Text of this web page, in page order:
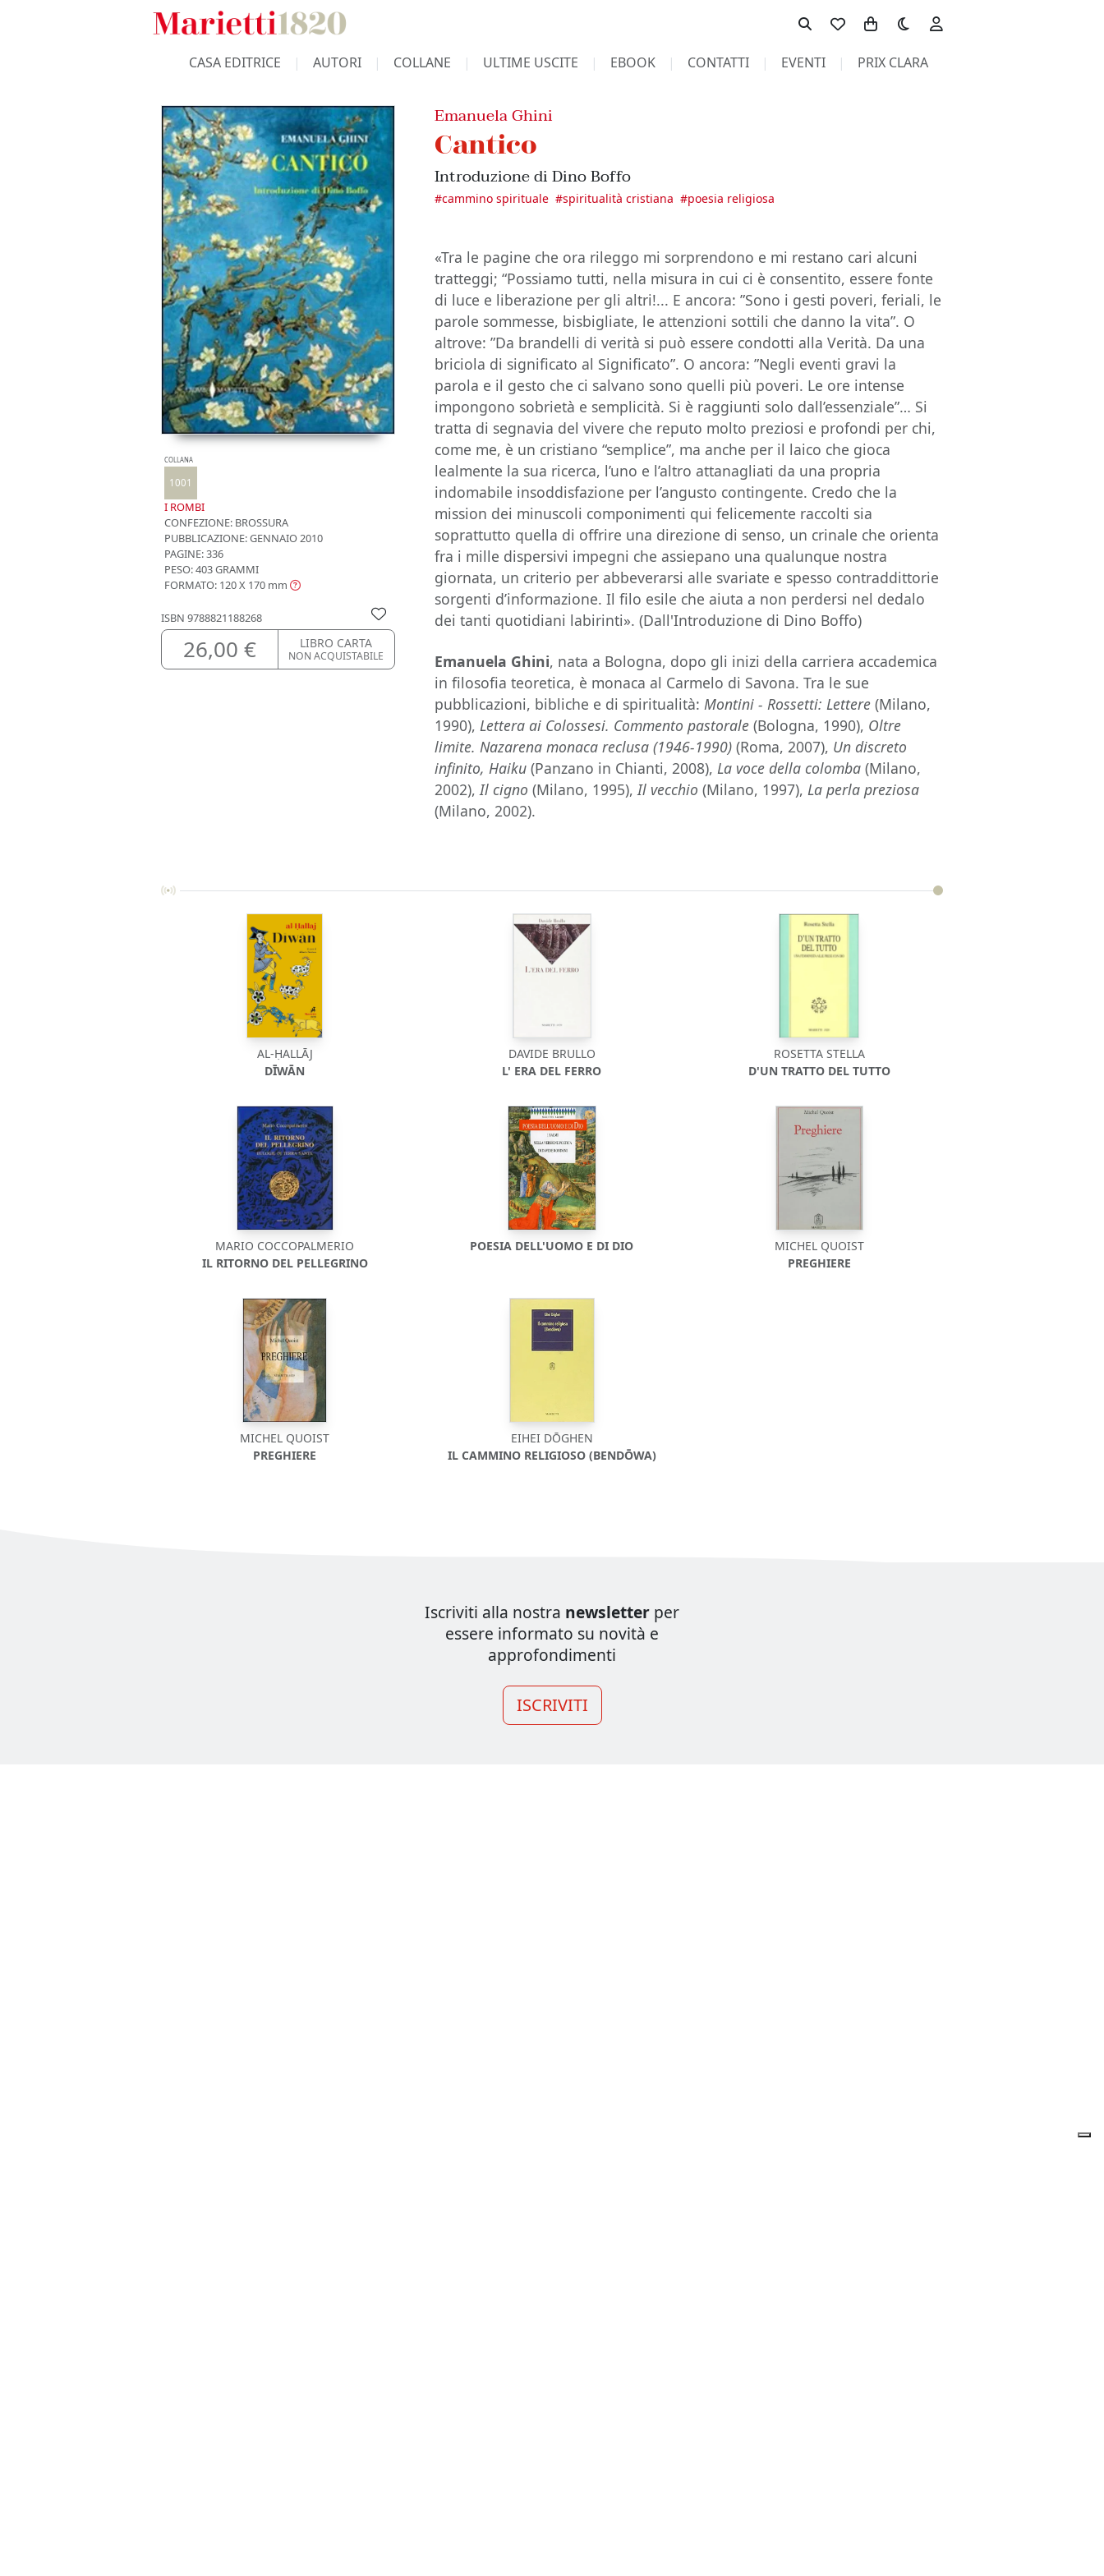
Toggle theme
CASA EDITRICE AUTORI COLLANE ULTIME USCITE EBOOK CONTATTI EVENTI PRIX CLARA
COLLANA
1001
I ROMBI
CONFEZIONE: BROSSURA
PUBBLICAZIONE:GENNAIO 2010
PAGINE: 336
PESO: 403 GRAMMI
FORMATO: 120 X 170 mm
ISBN 9788821188268
26,00 € LIBRO CARTA
NON ACQUISTABILE
Emanuela Ghini
Cantico
Introduzione di Dino Boffo
#cammino spirituale #spiritualità cristiana #poesia religiosa
«Tra le pagine che ora rileggo mi sorprendono e mi restano cari alcuni
tratteggi; “Possiamo tutti, nella misura in cui ci è consentito, essere fonte
di luce e liberazione per gli altri!... E ancora: ”Sono i gesti poveri, feriali, le
parole sommesse, bisbigliate, le attenzioni sottili che danno la vita”. O
altrove: ”Da brandelli di verità si può essere condotti alla Verità. Da una
briciola di significato al Significato”. O ancora: ”Negli eventi gravi la
parola e il gesto che ci salvano sono quelli più poveri. Le ore intense
impongono sobrietà e semplicità. Si è raggiunti solo dall’essenziale”… Si
tratta di segnavia del vivere che reputo molto preziosi e profondi per chi,
come me, è un cristiano “semplice”, ma anche per il laico che gioca
lealmente la sua ricerca, l’uno e l’altro attanagliati da una propria
indomabile insoddisfazione per l’angusto contingente. Credo che la
mission dei minuscoli componimenti qui felicemente raccolti sia
soprattutto quella di offrire una direzione di senso, un crinale che orienta
fra i mille dispersivi impegni che assiepano una qualunque nostra
giornata, un criterio per abbeverarsi alle svariate e spesso contraddittorie
sorgenti d’informazione. Il filo esile che aiuta a non perdersi nel dedalo
dei tanti quotidiani labirinti». (Dall'Introduzione di Dino Boffo)
Emanuela Ghini, nata a Bologna, dopo gli inizi della carriera accademica
in filosofia teoretica, è monaca al Carmelo di Savona. Tra le sue
pubblicazioni, bibliche e di spiritualità: Montini - Rossetti: Lettere (Milano,
1990),Lettera ai Colossesi. Commento pastorale (Bologna, 1990), Oltre
limite. Nazarena monaca reclusa (1946-1990) (Roma, 2007), Un discreto
infinito, Haiku (Panzano in Chianti, 2008),La voce della colomba (Milano,
2002),Il cigno(Milano, 1995),Il vecchio (Milano, 1997),La perla preziosa
(Milano, 2002).
AL-ḤALLĀJ
DĪWĀN
DAVIDE BRULLO
L' ERA DEL FERRO
ROSETTA STELLA
D'UN TRATTO DEL TUTTO
MARIO COCCOPALMERIO
IL RITORNO DEL PELLEGRINO
POESIA DELL'UOMO E DI DIO
MICHEL QUOIST
PREGHIERE
MICHEL QUOIST
PREGHIERE
EIHEI DŌGHEN
IL CAMMINO RELIGIOSO (BENDŌWA)
Iscriviti alla nostra newsletter per
essere informato su novità e
approfondimenti
ISCRIVITI